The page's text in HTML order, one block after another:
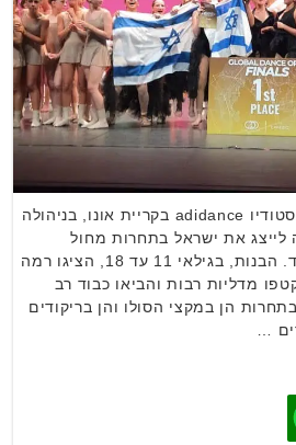
משלחת של 47 רקדניות מסטודיו adidance בקריית אונו, בניהולה
את ישראל בתחרות מחול
בינלאומית יוקרתית בספרד. הבנות, בגילאי 11 עד 18, הציגו רמה
מדליות רבות והביאו כבוד רב
הן במקצי הסולו והן בריקודים
…